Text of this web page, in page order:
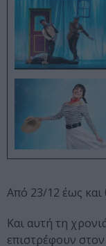
Από 23/12 έως και
Και αυτή τη
επιστρέφουν